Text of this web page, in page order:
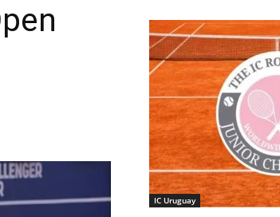
IC Uruguay